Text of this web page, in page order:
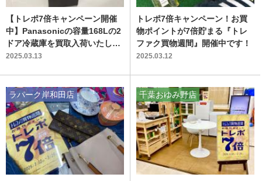
【トレポ7倍キャンペーン開催
中】Panasonicの容量168Lの2
ドア冷蔵庫を買取入荷いたしま
した！
2025.03.13
トレポ7倍キャンペーン！お買
物ポイントが7倍貯まる『トレ
ファク買物週間』開催中です！
2025.03.12
ラパーク岸和田店 千葉おゆみ野店